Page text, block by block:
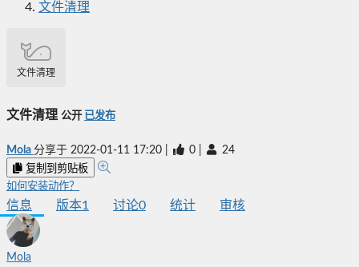
文件清理
文件清理
文件清理 公开 已发布
Mola 分享于 2022-01-11 17:20 0 24
复制到剪贴板
如何安装动作？
信息 版本1 讨论0 统计 审核
Mola